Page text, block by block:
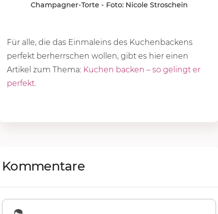
Champagner-Torte - Foto: Nicole Stroschein
Für alle, die das Einmaleins des Kuchenbackens
perfekt berherrschen wollen, gibt es hier einen
Artikel zum Thema: Kuchen backen – so gelingt er
perfekt.
Kommentare